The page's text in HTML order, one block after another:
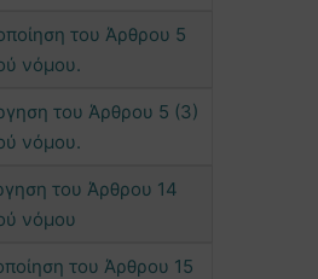
του Άρθρου 5
νόμου.
του Άρθρου 5 (3)
νόμου.
του Άρθρου 14
νόμου
του Άρθρου 15